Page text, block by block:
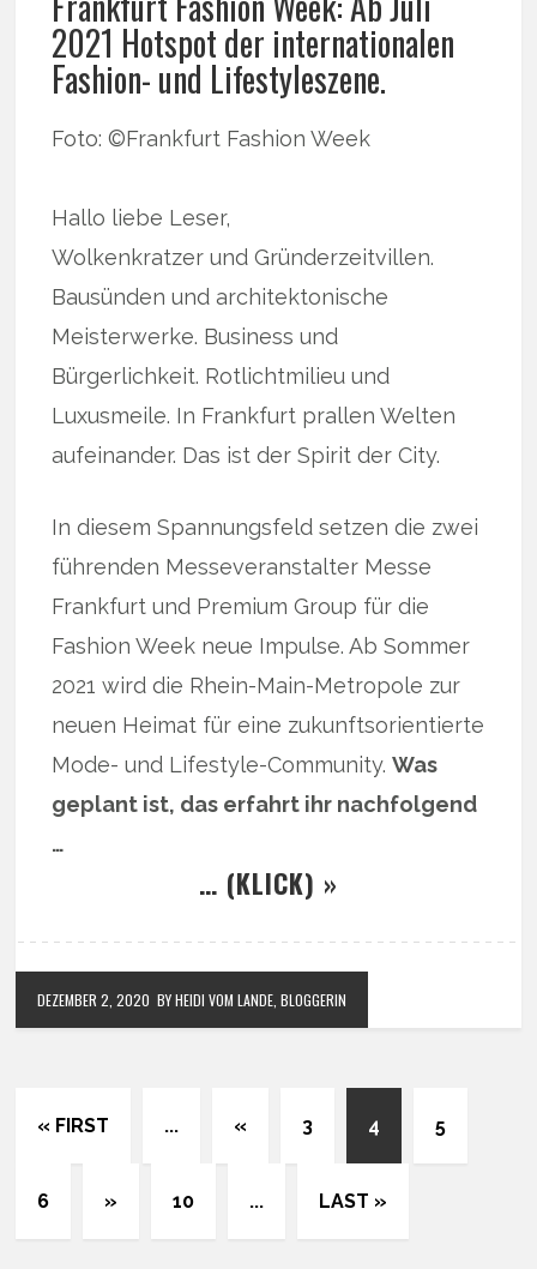
2021 Hotspot der internationalen
Fashion- und Lifestyleszene.
Foto: ©Frankfurt Fashion Week
Hallo liebe Leser,
Wolkenkratzer und Gründerzeitvillen.
Bausünden und architektonische
Meisterwerke. Business und
Bürgerlichkeit. Rotlichtmilieu und
Luxusmeile. In Frankfurt prallen Welten
aufeinander. Das ist der Spirit der City.
In diesem Spannungsfeld setzen die zwei
führenden Messeveranstalter Messe
Frankfurt und Premium Group für die
Fashion Week neue Impulse. Ab Sommer
2021 wird die Rhein-Main-Metropole zur
neuen Heimat für eine zukunftsorientierte
Mode- und Lifestyle-Community.Was
geplant ist, das erfahrt ihr nachfolgend
…
… (KLICK) »
DEZEMBER 2, 2020 BY HEIDI VOM LANDE, BLOGGERIN
« FIRST ... « 3 4 5
6 » 10 ... LAST »